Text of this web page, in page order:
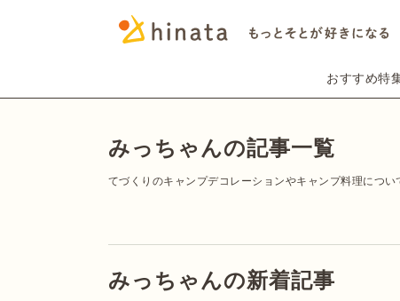
おすすめ特
みっちゃんの記事一覧
てづくりのキャンプデコレーションやキャンプ料理につい
みっちゃんの新着記事